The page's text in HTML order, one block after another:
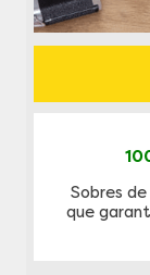
Sobres
que